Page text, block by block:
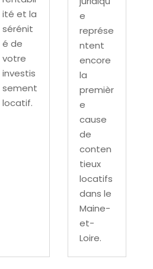
ité et la
sérénit
é de
votre
investis
sement
locatif.
e
représe
ntent
encore
la
premièr
e
cause
de
conten
tieux
locatifs
dans le
Maine-
et-
Loire.